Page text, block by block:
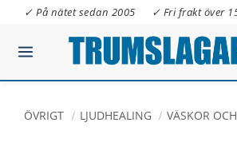
✓ På nätet sedan 2005 ✓ Fri frakt över
ÖVRIGT LJUDHEALING VÄSKOR